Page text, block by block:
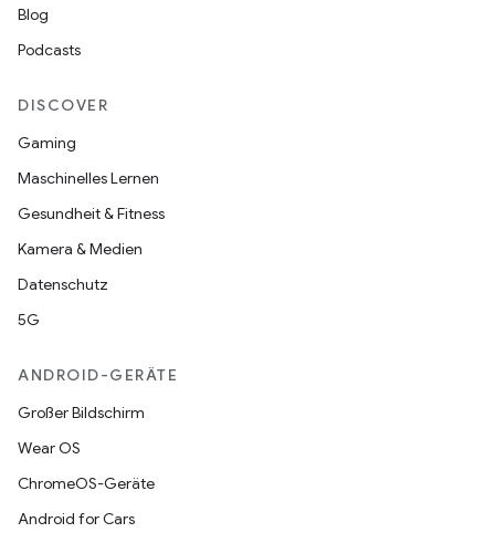
Blog
Podcasts
DISCOVER
Gaming
Maschinelles Lernen
Gesundheit & Fitness
Kamera & Medien
Datenschutz
5G
ANDROID-GERÄTE
Großer Bildschirm
Wear OS
ChromeOS-Geräte
Android for Cars